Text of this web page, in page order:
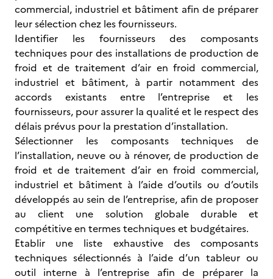
commercial, industriel et bâtiment afin de préparer
leur sélection chez les fournisseurs.
Identifier les fournisseurs des composants
techniques pour des installations de production de
froid et de traitement d’air en froid commercial,
industriel et bâtiment, à partir notamment des
accords existants entre l’entreprise et les
fournisseurs, pour assurer la qualité et le respect des
délais prévus pour la prestation d’installation.
Sélectionner les composants techniques de
l’installation, neuve ou à rénover, de production de
froid et de traitement d’air en froid commercial,
industriel et bâtiment à l’aide d’outils ou d’outils
développés au sein de l’entreprise, afin de proposer
au client une solution globale durable et
compétitive en termes techniques et budgétaires.
Etablir une liste exhaustive des composants
techniques sélectionnés à l’aide d’un tableur ou
outil interne à l’entreprise afin de préparer la